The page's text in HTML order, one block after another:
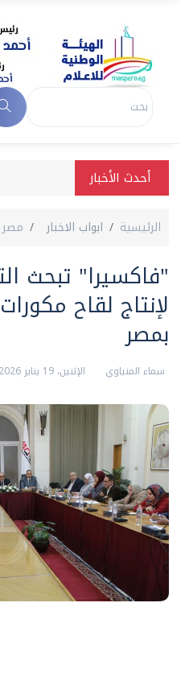
أحدث الأخبار
الرئيسية ابواب الاخبار مصر
"فاكسيرا" تبحث
لإنتاج لقاح
بمصر
سماء المنياوي الإثنين، 19 يناير 2026 02:01 م